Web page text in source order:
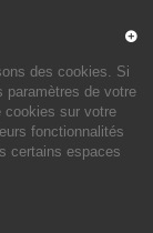
des cookies. Si
paramètres de votre
cookies sur votre
fonctionnalités
certains espaces